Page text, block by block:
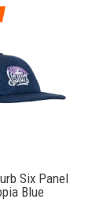
Six Panel
Blue